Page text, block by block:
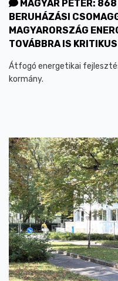
MAGYAR PÉTER:
BERUHÁZÁSI
MAGYARORSZÁG
TOVÁBBRA IS
Átfogó energetikai
kormány.